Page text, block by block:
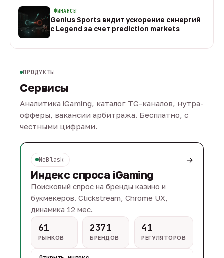
ФИНАНСЫ
Genius Sports видит ускорение синергий
с Legend за счет prediction markets
ПРОДУКТЫ
Сервисы
Аналитика iGaming, каталог TG-каналов, нутра-
офферы, вакансии арбитража. Бесплатно, с
честными цифрами.
NeBlask →
Индекс спроса iGaming
Поисковый спрос на бренды казино и
букмекеров. Clickstream, Chrome UX,
динамика 12 мес.
61
РЫНКОВ
2371
БРЕНДОВ
41
РЕГУЛЯТОРОВ